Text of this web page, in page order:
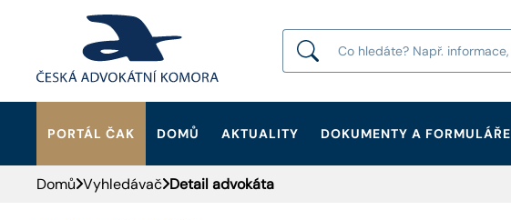
PORTÁL ČAK DOMŮ AKTUALITY DOKUMENTY A FORMULÁŘE
HLEDAT
Domů Vyhledávač Detail advokáta